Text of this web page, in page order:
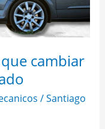
cambiar
/Santiago